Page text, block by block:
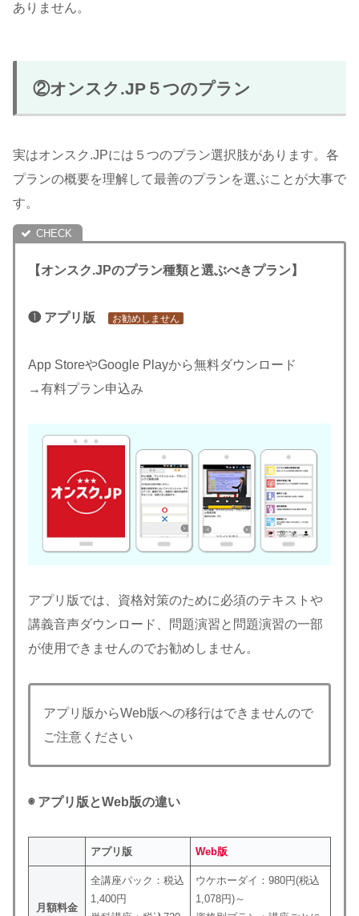
ありません。
②オンスク.JP５つのプラン
実はオンスク.JPには５つのプラン選択肢があります。各
プランの概要を理解して最善のプランを選ぶことが大事で
す。
【オンスク.JPのプラン種類と選ぶべきプラン】
❶ アプリ版 お勧めしません
App StoreやGoogle Playから無料ダウンロード
→有料プラン申込み
アプリ版では、資格対策のために必須のテキストや
講義音声ダウンロード、問題演習と問題演習の一部
が使用できませんのでお勧めしません。
アプリ版からWeb版への移行はできませんので
ご注意ください
◉ アプリ版とWeb版の違い
アプリ版 Web版
月額料金
全講座パック：税込
1,400円
ウケホーダイ：980円(税込
1,078円)～